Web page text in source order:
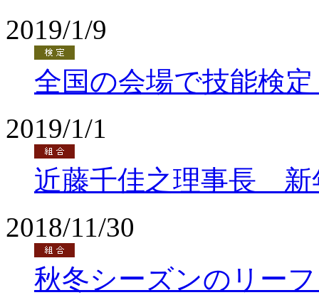
2019/1/9
全国の会場で技能検
2019/1/1
近藤千佳之理事長 新
2018/11/30
秋冬シーズンのリー